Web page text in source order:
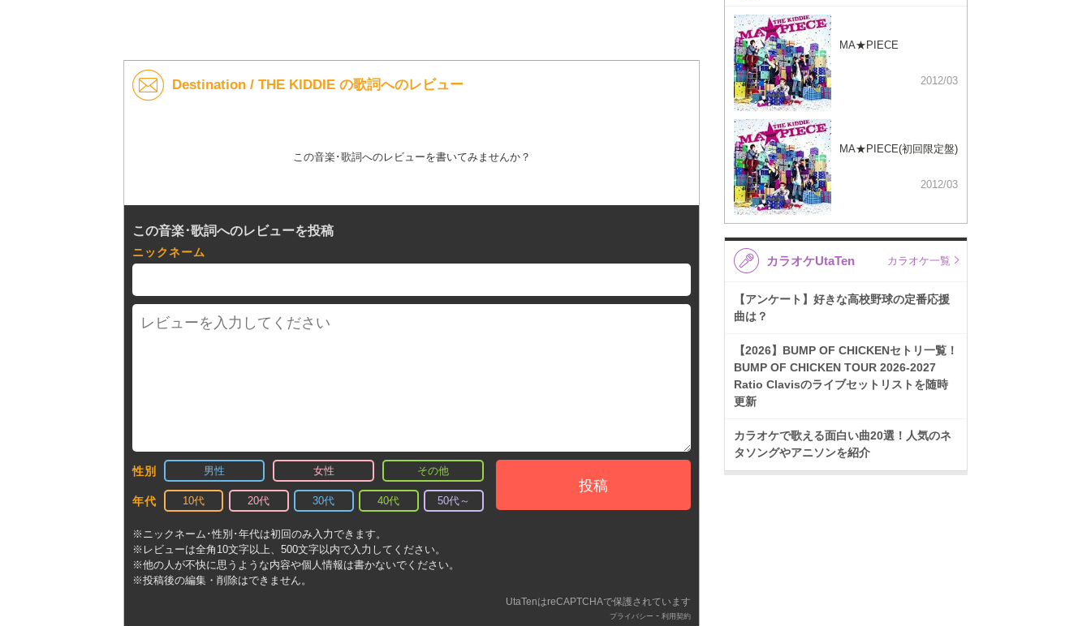
Destination / THE KIDDIE の歌詞へのレビュー
この音楽･歌詞へのレビューを書いてみませんか？
この音楽･歌詞へのレビューを投稿
ニックネーム
性別 男性 女性 その他
年代 10代 20代 30代 40代 50代～
投稿
※ニックネーム･性別･年代は初回のみ入力できます。
※レビューは全角10文字以上、500文字以内で入力してください。
※他の人が不快に思うような内容や個人情報は書かないでください。
※投稿後の編集・削除はできません。
UtaTenはreCAPTCHAで保護されています
プライバシー - 利用契約
MA★PIECE
2012/03
MA★PIECE(初回限定盤)
2012/03
カラオケUtaTen カラオケ一覧
【アンケート】好きな高校野球の定番応援
曲は？
【2026】BUMP OF CHICKENセトリ一覧！
BUMP OF CHICKEN TOUR 2026-2027
Ratio Clavisのライブセットリストを随時
更新
カラオケで歌える面白い曲20選！人気のネ
タソングやアニソンを紹介